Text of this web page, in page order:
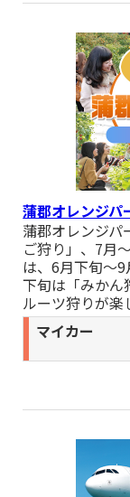
下神殿「大谷資
■10月31日出発
定！】東京・上
催行決定しまし
■9月26日出発
街道・東京発 音
イン「大洗海上
■9月05日,09日
【早割・9/5、9
ット狩り」食べ
昼食と＆絶景の
■8月09日,10日
すめバス旅行『
スパリゾートハ
■8月08日,19日
旅行『【8/
ゾートハワイア
定】西船橋発 群
駅「ららん藤岡
■8月22日出発
蒲郡オレンジパ
蒲郡オレンジパ
ご狩り」、7月
は、6月下旬～
下旬は「みかん
ルーツ狩りが楽
マイカー